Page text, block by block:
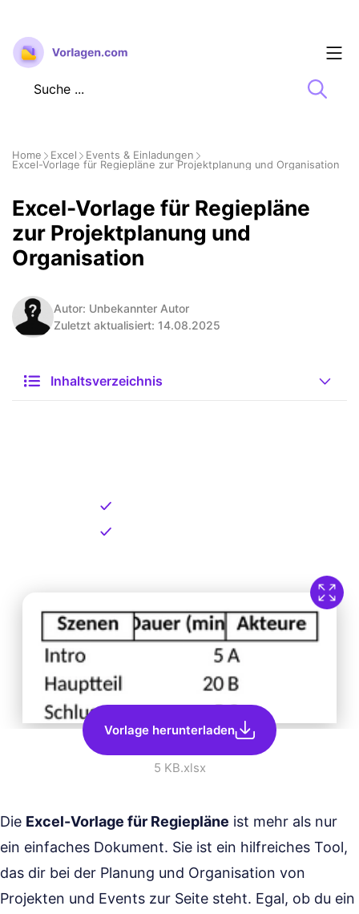
Zum
Inhalt
springen
Home Excel
Events & Einladungen
Excel-Vorlage für Regiepläne zur Projektplanung und Organisation
Excel-Vorlage für Regiepläne
zur Projektplanung und
Organisation
Autor: Unbekannter Autor
Zuletzt aktualisiert: 14.08.2025
Inhaltsverzeichnis
Vorlage herunterladen
5 KB.xlsx
Die Excel-Vorlage für Regiepläne ist mehr als nur
ein einfaches Dokument. Sie ist ein hilfreiches Tool,
das dir bei der Planung und Organisation von
Projekten und Events zur Seite steht. Egal, ob du ein